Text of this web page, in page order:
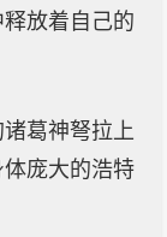
放着自己的
葛神弩拉上
庞大的浩特